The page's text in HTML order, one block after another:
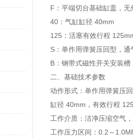
F：平端切台基础缸盖，
40：气缸缸径 40mm
125：活塞有效行程
S：单作用弹簧压回型，
B：钢带式磁性开关安装
二、基础技术参数
动作形式：单作用弹簧压
缸径 40mm，有效行程
工作介质：洁净压缩空气
工作压力区间：0.2～